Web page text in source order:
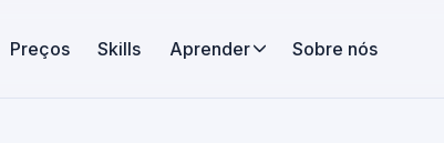
Preços Skills Aprender Sobre nós